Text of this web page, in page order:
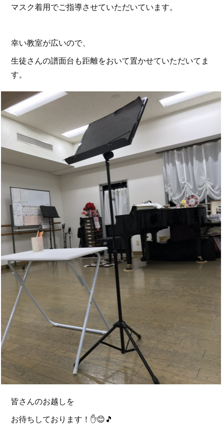
マスク着用でご指導させていただいています。
幸い教室が広いので、
生徒さんの譜面台も距離をおいて置かせていただいてま
す。
皆さんのお越しを
お待ちしております！✋️😊🎵